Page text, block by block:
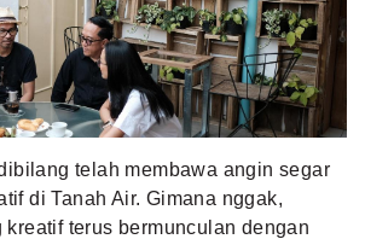
telah membawa angin segar
di Tanah Air. Gimana nggak,
kreatif terus bermunculan dengan